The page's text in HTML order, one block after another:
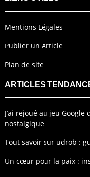
Mentions Légales
Publier un Article
Plan de site
ARTICLES
J’ai rejoué au jeu
nostalgique
Tout savoir sur udrob :
Un cœur pour la paix :